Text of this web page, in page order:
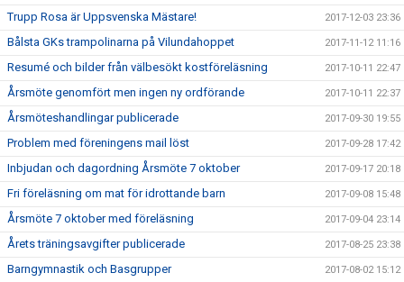
Trupp Rosa är Uppsvenska Mästare! 2017-12-03 23:36
Bålsta GKs trampolinarna på Vilundahoppet 2017-11-12 11:16
Resumé och bilder från välbesökt kostföreläsning 2017-10-11 22:47
Årsmöte genomfört men ingen ny ordförande 2017-10-11 22:37
Årsmöteshandlingar publicerade 2017-09-30 19:55
Problem med föreningens mail löst 2017-09-28 17:42
Inbjudan och dagordning Årsmöte 7 oktober 2017-09-17 20:18
Fri föreläsning om mat för idrottande barn 2017-09-08 15:48
Årsmöte 7 oktober med föreläsning 2017-09-04 23:14
Årets träningsavgifter publicerade 2017-08-25 23:38
Barngymnastik och Basgrupper 2017-08-02 15:12